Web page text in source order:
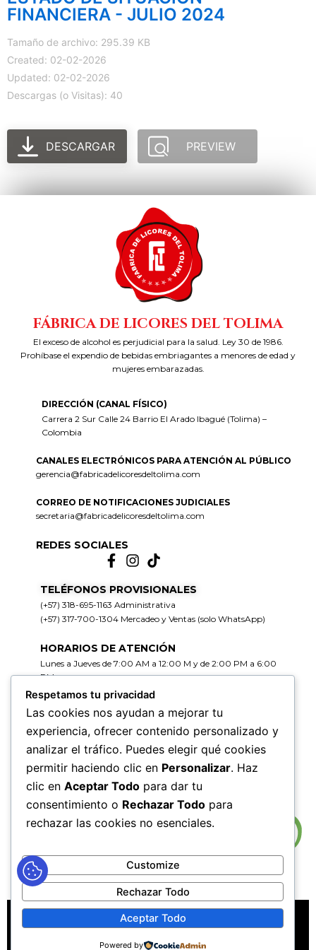
FINANCIERA - JULIO 2024
Tamaño de archivo: 295.39 KB
Created: 02-02-2026
Updated: 02-02-2026
Descargas (o Visitas): 40
DESCARGAR PREVIEW
FÁBRICA DE LICORES DEL TOLIMA
El exceso de alcohol es perjudicial para la salud. Ley 30 de 1986.
Prohíbase el expendio de bebidas embriagantes a menores de edad y
mujeres embarazadas.
DIRECCIÓN (CANAL FÍSICO)
Carrera 2 Sur Calle 24 Barrio El Arado Ibagué (Tolima) –
Colombia
CANALES ELECTRÓNICOS PARA ATENCIÓN AL PÚBLICO
gerencia@fabricadelicoresdeltolima.com
CORREO DE NOTIFICACIONES JUDICIALES
secretaria@fabricadelicoresdeltolima.com
REDES SOCIALES
TELÉFONOS PROVISIONALES
(+57) 318-695-1163 Administrativa
(+57) 317-700-1304 Mercadeo y Ventas (solo WhatsApp)
HORARIOS DE ATENCIÓN
Lunes a Jueves de 7:00 AM a 12:00 M y de 2:00 PM a 6:00
PM
Viernes de 7:00 AM a 12:00 M y de 2:00 PM a 5:00 PM
HORARIOS DE RADICACIÓN DE
CORRESPONDENCIA
Lunes a Jueves de 7:30 AM a 11:30 AM y de 2:00 PM a 5:00
PM
Viernes de 7:30 AM a 11:30 PM y de 2:00 PM a 4:00 PM
MAPA DEL SITIOPOLÍTICAS DE PRIVACIDAD
POLÍTICAS DE DERECHOS DE AUTOR
Respetamos tu privacidad
Las cookies nos ayudan a mejorar tu
experiencia, ofrecer contenido personalizado y
analizar el tráfico. Puedes elegir qué cookies
permitir haciendo clic en Personalizar. Haz
clic en Aceptar Todo para dar tu
consentimiento o Rechazar Todo para
rechazar las cookies no esenciales.
Customize
Rechazar Todo
Aceptar Todo
Powered by